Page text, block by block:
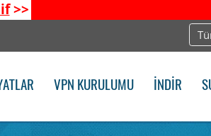
>>
VPN KURULUMU İNDIR